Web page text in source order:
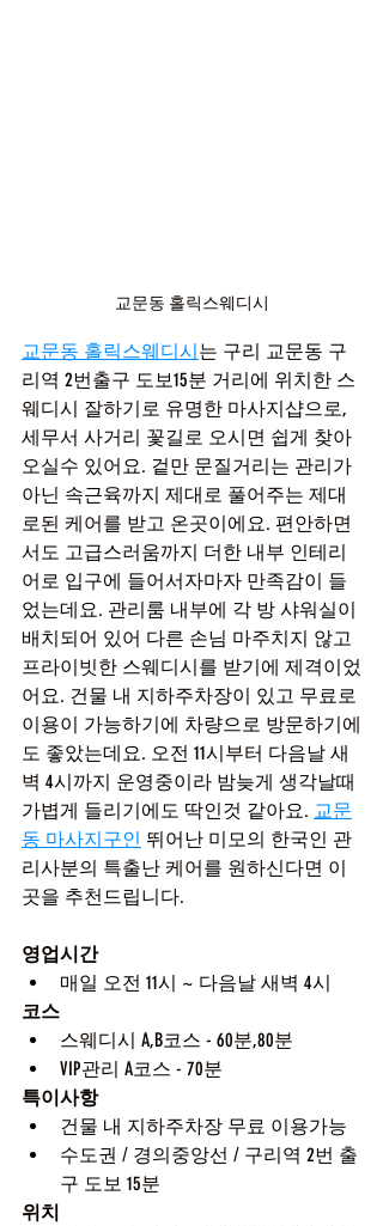
교문동 홀릭스웨디시
교문동 홀릭스웨디시 는 구리 교문동 구
리역 2번출구 도보15분 거리에 위치한 스
웨디시 잘하기로 유명한 마사지샵으로,
세무서 사거리 꽃길로 오시면 쉽게 찾아
오실수 있어요. 겉만 문질거리는 관리가
아닌 속근육까지 제대로 풀어주는 제대
로된 케어를 받고 온곳이에요. 편안하면
서도 고급스러움까지 더한 내부 인테리
어로 입구에 들어서자마자 만족감이 들
었는데요. 관리룸 내부에 각 방 샤워실이
배치되어 있어 다른 손님 마주치지 않고
프라이빗한 스웨디시를 받기에 제격이었
어요. 건물 내 지하주차장이 있고 무료로
이용이 가능하기에 차량으로 방문하기에
도 좋았는데요. 오전 11시부터 다음날 새
벽 4시까지 운영중이라 밤늦게 생각날때
가볍게 들리기에도 딱인것 같아요. 교문
동 마사지구인 뛰어난 미모의 한국인 관
리사분의 특출난 케어를 원하신다면 이
곳을 추천드립니다.
영업시간
매일 오전 11시 ~ 다음날 새벽 4시
코스
스웨디시 A,B코스 - 60분,80분
VIP관리 A코스 - 70분
특이사항
건물 내 지하주차장 무료 이용가능
수도권 / 경의중앙선 / 구리역 2번 출
구 도보 15분
위치